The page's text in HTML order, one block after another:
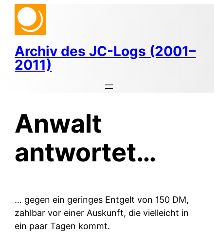
Zum
Inhalt
springen
Archiv des JC-Logs (2001–
2011)
Anwalt
antwortet…
… gegen ein geringes Entgelt von 150 DM,
zahlbar vor einer Auskunft, die vielleicht in
ein paar Tagen kommt.